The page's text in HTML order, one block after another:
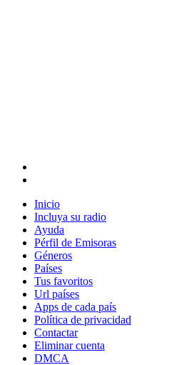
Inicio
Incluya su radio
Ayuda
Pérfil de Emisoras
Géneros
Países
Tus favoritos
Url países
Apps de cada país
Política de privacidad
Contactar
Eliminar cuenta
DMCA